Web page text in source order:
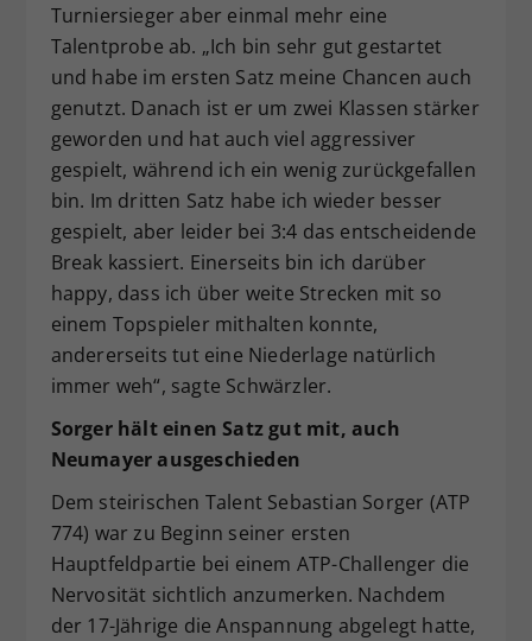
Turniersieger aber einmal mehr eine
Talentprobe ab. „Ich bin sehr gut gestartet
und habe im ersten Satz meine Chancen auch
genutzt. Danach ist er um zwei Klassen stärker
geworden und hat auch viel aggressiver
gespielt, während ich ein wenig zurückgefallen
bin. Im dritten Satz habe ich wieder besser
gespielt, aber leider bei 3:4 das entscheidende
Break kassiert. Einerseits bin ich darüber
happy, dass ich über weite Strecken mit so
einem Topspieler mithalten konnte,
andererseits tut eine Niederlage natürlich
immer weh“, sagte Schwärzler.
Sorger hält einen Satz gut mit, auch
Neumayer ausgeschieden
Dem steirischen Talent Sebastian Sorger (ATP
774) war zu Beginn seiner ersten
Hauptfeldpartie bei einem ATP-Challenger die
Nervosität sichtlich anzumerken. Nachdem
der 17-Jährige die Anspannung abgelegt hatte,